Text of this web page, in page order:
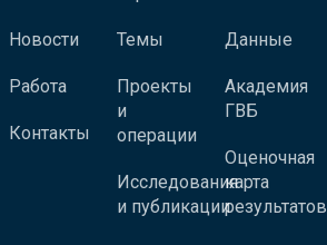
Новости
Работа
Контакты
Темы
Проекты
и
операции
Исследования
и публикации
Данные
Академия
ГВБ
Оценочная
карта
результатов